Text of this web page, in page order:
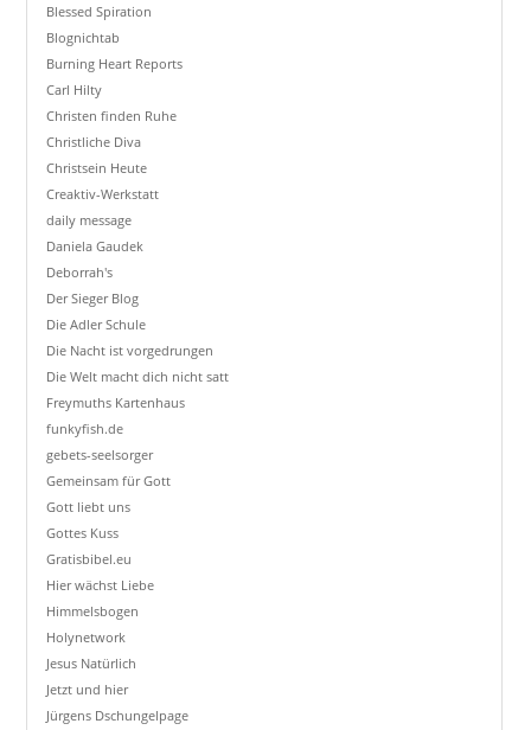
Blessed Spiration
Blognichtab
Burning Heart Reports
Carl Hilty
Christen finden Ruhe
Christliche Diva
Christsein Heute
Creaktiv-Werkstatt
daily message
Daniela Gaudek
Deborrah's
Der Sieger Blog
Die Adler Schule
Die Nacht ist vorgedrungen
Die Welt macht dich nicht satt
Freymuths Kartenhaus
funkyfish.de
gebets-seelsorger
Gemeinsam für Gott
Gott liebt uns
Gottes Kuss
Gratisbibel.eu
Hier wächst Liebe
Himmelsbogen
Holynetwork
Jesus Natürlich
Jetzt und hier
Jürgens Dschungelpage